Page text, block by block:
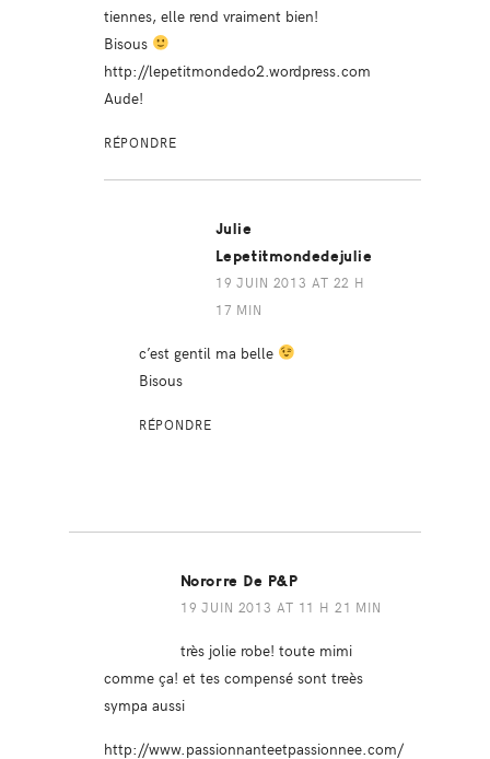
tiennes, elle rend vraiment bien!
Bisous
http://lepetitmondedo2.wordpress.com
Aude!
RÉPONDRE
Julie
Lepetitmondedejulie
19 JUIN 2013 AT 22 H
17 MIN
c’est gentil ma belle
Bisous
RÉPONDRE
Nororre De P&P
19 JUIN 2013 AT 11 H 21 MIN
très jolie robe! toute mimi
comme ça! et tes compensé sont treès
sympa aussi
http://www.passionnanteetpassionnee.com/